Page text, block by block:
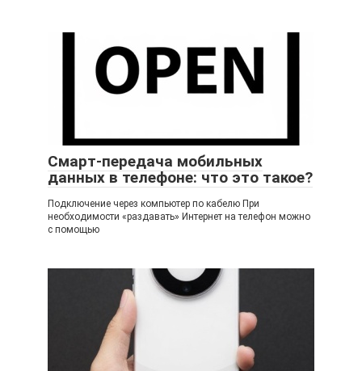
Смарт-передача мобильных
данных в телефоне: что это такое?
Подключение через компьютер по кабелю При
необходимости «раздавать» Интернет на телефон можно
с помощью